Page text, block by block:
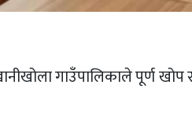
गाउँपालिकाले पूर्ण खोप